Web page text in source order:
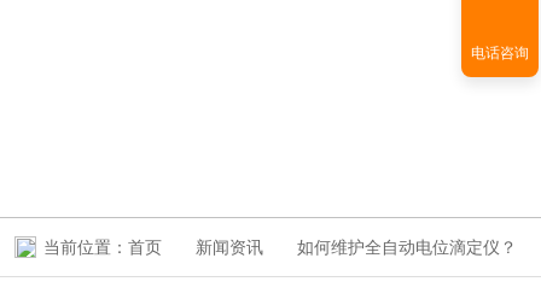
当前位置： 首页 新闻资讯 如何维护全自动电位滴定仪？
电话咨询